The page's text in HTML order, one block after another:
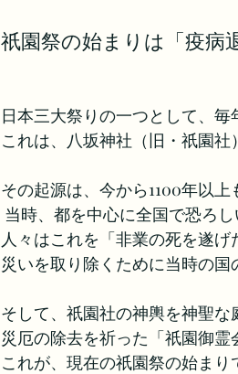
祇園祭の始まりは「疫病
日本三大祭りの一つとして、毎
これは、八坂神社（旧・祇園社
その起源は、今から1100年以上
当時、都を中心に全国で恐ろ
人々はこれを「非業の死を遂げ
災いを取り除くために当時の国
そして、祇園社の神輿を神聖な
災厄の除去を祈った「祇園御霊
これが、現在の祇園祭の始まり